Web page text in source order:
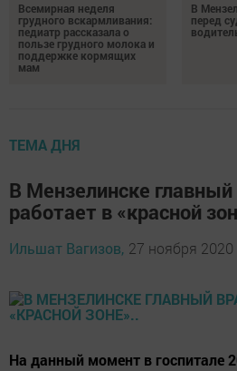
Всемирная неделя
грудного вскармливания:
педиатр рассказала о
пользе грудного молока и
поддержке кормящих
мам
В
перед
ТЕМА ДНЯ
В Мензелинске
работает в «красной
Ильшат Вагизов, 27 ноября 2020
На данный момент в госпитале